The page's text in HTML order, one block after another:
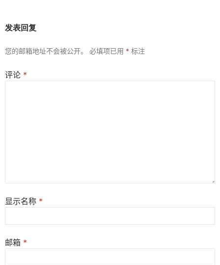
发表回复
您的邮箱地址不会被公开。 必填项已用 * 标注
评论 *
显示名称 *
邮箱 *